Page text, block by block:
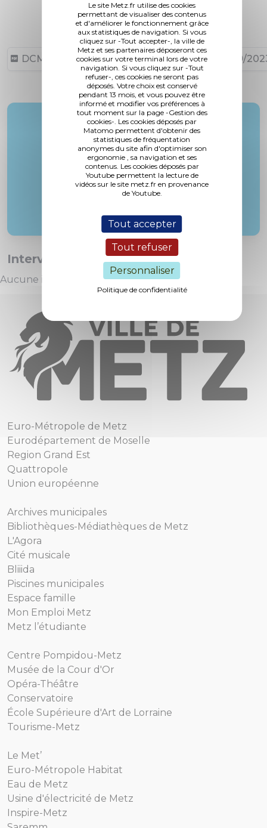
Le site Metz.fr utilise des cookies
permettant de visualiser des contenus
et d'améliorer le fonctionnement grâce
aux statistiques de navigation. Si vous
cliquez sur -Tout accepter-, la ville de
Metz et ses partenaires déposeront ces
cookies sur votre terminal lors de votre
navigation. Si vous cliquez sur -Tout
refuser-, ces cookies ne seront pas
déposés. Votre choix est conservé
pendant 13 mois, et vous pouvez être
informé et modifier vos préférences à
tout moment sur la page -Gestion des
cookies-. Les cookies déposés par
Matomo permettent d'obtenir des
statistiques de fréquentation
anonymes du site afin d'optimiser son
ergonomie , sa navigation et ses
contenus. Les cookies déposés par
Youtube permettent la lecture de
vidéos sur le site metz.fr en provenance
de Youtube.
Tout accepter
Tout refuser
Personnaliser
Politique de confidentialité
DCM N°23-09-28-21 (925,65 ko, publié le 27/09/
Rapporteur :
Mme. Schneider
Interventions :
Aucune intervention
Euro-Métropole de Metz
Eurodépartement de Moselle
Region Grand Est
Quattropole
Union européenne
Archives municipales
Bibliothèques-Médiathèques de Metz
L'Agora
Cité musicale
Bliiida
Piscines municipales
Espace famille
Mon Emploi Metz
Metz l’étudiante
Centre Pompidou-Metz
Musée de la Cour d'Or
Opéra-Théâtre
Conservatoire
École Supérieure d'Art de Lorraine
Tourisme-Metz
Le Met’
Euro-Métropole Habitat
Eau de Metz
Usine d'électricité de Metz
Inspire-Metz